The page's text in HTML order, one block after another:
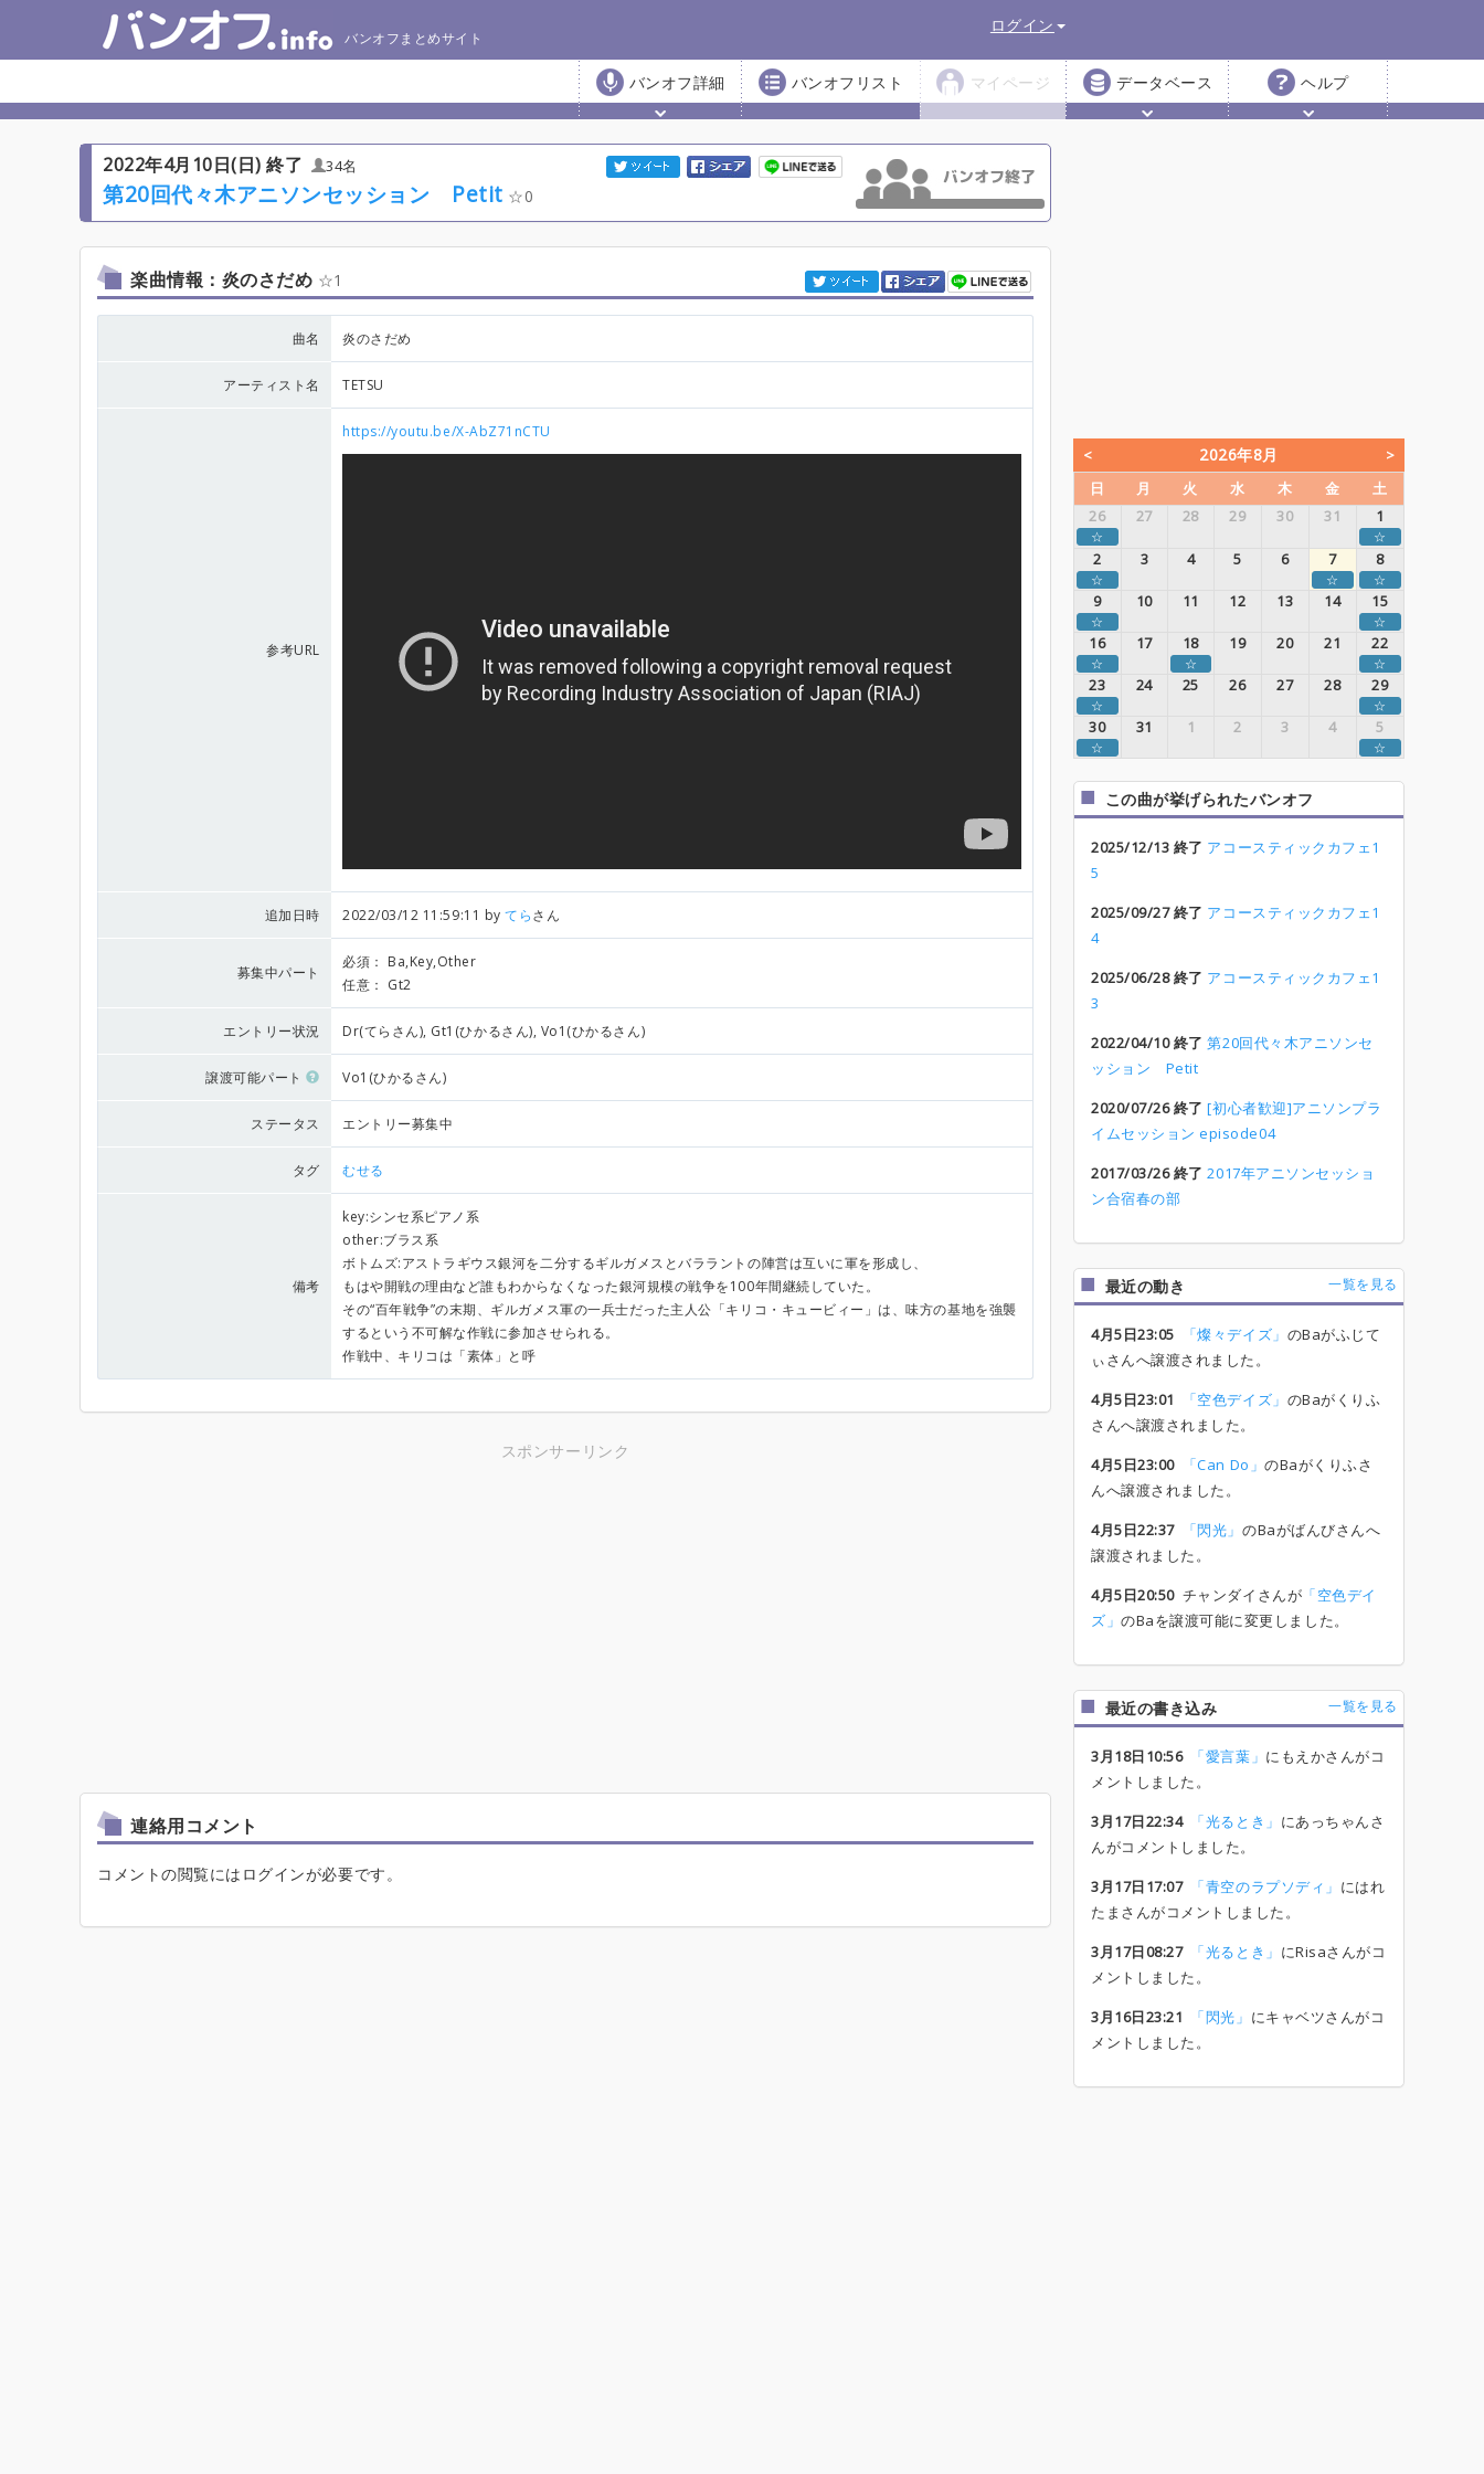
バンオフまとめサイト
ログイン
バンオフ詳細 バンオフリスト マイページ データベース ヘルプ
2022年4月10日(日) 終了 34名
第20回代々木アニソンセッション Petit 0
楽曲情報：炎のさだめ 1
曲名 炎のさだめ
アーティスト名 TETSU
参考URL
https://youtu.be/X-AbZ71nCTU
追加日時 2022/03/12 11:59:11 byてらさん
募集中パート
必須： Ba,Key,Other
任意： Gt2
エントリー状況 Dr(てらさん), Gt1(ひかるさん), Vo1(ひかるさん)
譲渡可能パート Vo1(ひかるさん)
ステータス エントリー募集中
タグ むせる
備考
key:シンセ系ピアノ系
other:ブラス系
ボトムズ:アストラギウス銀河を二分するギルガメスとバララントの陣営は互いに軍を形成し、
もはや開戦の理由など誰もわからなくなった銀河規模の戦争を100年間継続していた。
その“百年戦争”の末期、ギルガメス軍の一兵士だった主人公「キリコ・キュービィー」は、味方の基地を強襲
するという不可解な作戦に参加させられる。
作戦中、キリコは「素体」と呼
スポンサーリンク
連絡用コメント
コメントの閲覧にはログインが必要です。
2026年8月
日 月 火 水 木 金
土
26
27 28 29 30 31 1
☆ ☆
2 3 4 5 6 7 8
☆ ☆ ☆
9 10 11 12 13 14 15
☆ ☆
16 17 18 19 20 21 22
☆ ☆ ☆
23 24 25 26 27 28 29
☆ ☆
30 31 1 2 3 4 5
☆ ☆
この曲が挙げられたバンオフ
2025/12/13 終了 アコースティックカフェ1
5
2025/09/27 終了 アコースティックカフェ1
4
2025/06/28 終了 アコースティックカフェ1
3
2022/04/10 終了 第20回代々木アニソンセ
ッション Petit
2020/07/26 終了 [初心者歓迎]アニソンプラ
イムセッション episode04
2017/03/26 終了 2017年アニソンセッショ
ン合宿春の部
最近の動き 一覧を見る
4月5日23:05 「燦々デイズ」 のBaがふじて
ぃさんへ譲渡されました。
4月5日23:01
「空色デイズ」 のBaがくりふ
さんへ譲渡されました。
4月5日23:00
「Can Do」のBaがくりふさ
んへ譲渡されました。
4月5日22:37
「閃光」のBaがばんびさんへ
譲渡されました。
4月5日20:50チャンダイさんが 「空色デイ
ズ」のBaを譲渡可能に変更しました。
最近の書き込み 一覧を見る
3月18日10:56 「愛言葉」 にもえかさんがコ
メントしました。
3月17日22:34
「光るとき」 にあっちゃんさ
んがコメントしました。
3月17日17:07
「青空のラプソディ」 にはれ
たまさんがコメントしました。
3月17日08:27
「光るとき」 にRisaさんがコ
メントしました。
3月16日23:21
「閃光」 にキャベツさんがコ
メントしました。